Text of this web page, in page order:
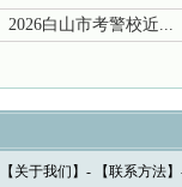
2026白山市考警校近...
【 关于我们 】- 【联系方法